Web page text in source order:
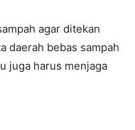
agar ditekan
daerah bebas sampah
juga harus menjaga